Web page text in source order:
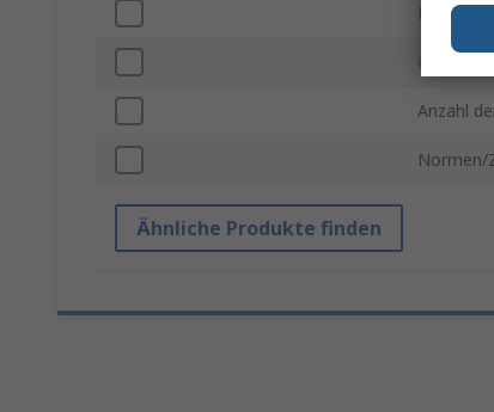
Anzahl
Normen/
Ähnliche Produkte finden